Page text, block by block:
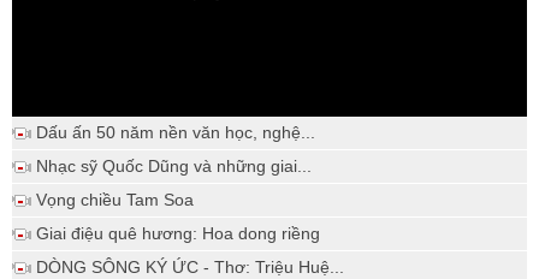
Dấu ấn 50 năm nền văn học, nghệ...
Nhạc sỹ Quốc Dũng và những giai...
Vọng chiều Tam Soa
Giai điệu quê hương: Hoa dong riềng
DÒNG SÔNG KÝ ỨC - Thơ: Triệu Huệ...